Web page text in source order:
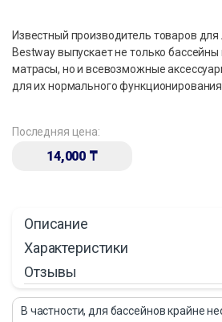
Известный производитель товаров для
Bestway выпускает не только
матрасы, но и всевозможные
для их нормального функционирования.
Последняя цена:
14,000 ₸
Описание
Характеристики
Отзывы
В частности, для бассейнов крайне